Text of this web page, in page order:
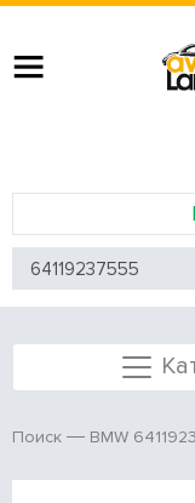
Поиск BMW